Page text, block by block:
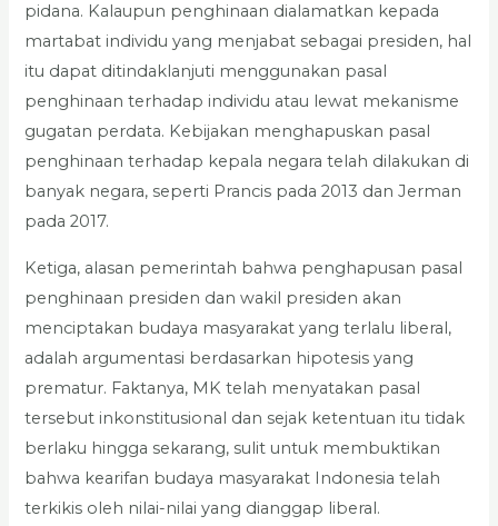
pidana. Kalaupun penghinaan dialamatkan kepada
martabat individu yang menjabat sebagai presiden, hal
itu dapat ditindaklanjuti menggunakan pasal
penghinaan terhadap individu atau lewat mekanisme
gugatan perdata. Kebijakan menghapuskan pasal
penghinaan terhadap kepala negara telah dilakukan di
banyak negara, seperti Prancis pada 2013 dan Jerman
pada 2017.
Ketiga, alasan pemerintah bahwa penghapusan pasal
penghinaan presiden dan wakil presiden akan
menciptakan budaya masyarakat yang terlalu liberal,
adalah argumentasi berdasarkan hipotesis yang
prematur. Faktanya, MK telah menyatakan pasal
tersebut inkonstitusional dan sejak ketentuan itu tidak
berlaku hingga sekarang, sulit untuk membuktikan
bahwa kearifan budaya masyarakat Indonesia telah
terkikis oleh nilai-nilai yang dianggap liberal.